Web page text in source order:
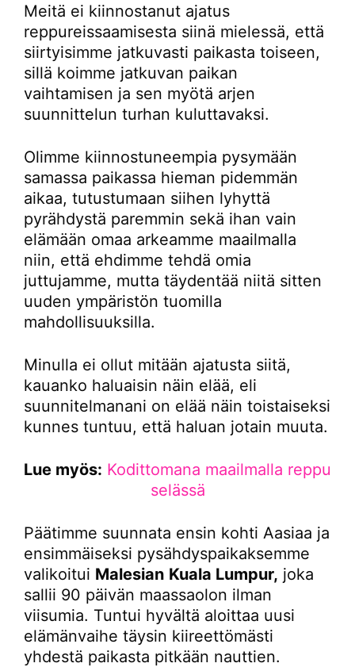
Meitä ei kiinnostanut ajatus
reppureissaamisesta siinä mielessä, että
siirtyisimme jatkuvasti paikasta toiseen,
sillä koimme jatkuvan paikan
vaihtamisen ja sen myötä arjen
suunnittelun turhan kuluttavaksi.
Olimme kiinnostuneempia pysymään
samassa paikassa hieman pidemmän
aikaa, tutustumaan siihen lyhyttä
pyrähdystä paremmin sekä ihan vain
elämään omaa arkeamme maailmalla
niin, että ehdimme tehdä omia
juttujamme, mutta täydentää niitä sitten
uuden ympäristön tuomilla
mahdollisuuksilla.
Minulla ei ollut mitään ajatusta siitä,
kauanko haluaisin näin elää, eli
suunnitelmanani on elää näin toistaiseksi
kunnes tuntuu, että haluan jotain muuta.
Lue myös: Kodittomana maailmalla reppu
selässä
Päätimme suunnata ensin kohti Aasiaa ja
ensimmäiseksi pysähdyspaikaksemme
valikoitui Malesian Kuala Lumpur, joka
sallii 90 päivän maassaolon ilman
viisumia. Tuntui hyvältä aloittaa uusi
elämänvaihe täysin kiireettömästi
yhdestä paikasta pitkään nauttien.